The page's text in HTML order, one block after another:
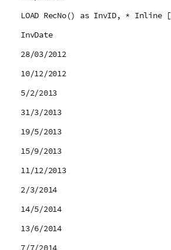
LOAD RecNo() as InvID, * Inline [
InvDate
28/03/2012
10/12/2012
5/2/2013
31/3/2013
19/5/2013
15/9/2013
11/12/2013
2/3/2014
14/5/2014
13/6/2014
7/7/2014